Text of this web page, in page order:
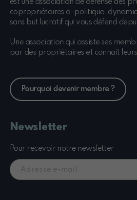
est une association de défense des
copropriétaires a-politique,
sans but lucratif qui vous défend
Une association qui assiste ses
par des propriétaires et connait
Pourquoi devenir membre ?
Newsletter
Pour recevoir notre newsletter